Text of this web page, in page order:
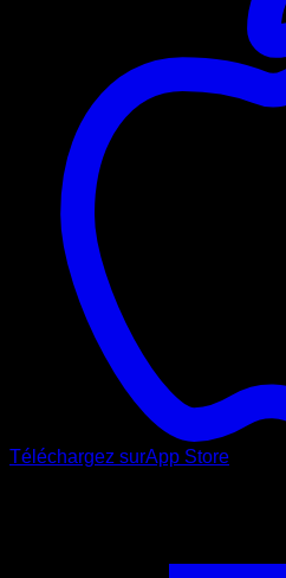
Téléchargez surApp Store